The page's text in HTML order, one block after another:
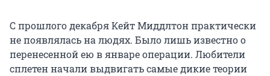
С прошлого декабря Кейт Миддлтон практически
не появлялась на людях. Было лишь известно о
перенесенной ею в январе операции. Любители
сплетен начали выдвигать самые дикие теории